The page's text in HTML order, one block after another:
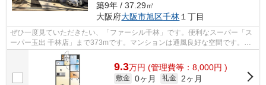
築9年 / 37.29㎡
大阪府大阪市旭区千林１丁目
ぜひ一度見ていただきたい、「ファーシル千林」です。便利なスーパー「ス
ーパー玉出 千林店」まで373mです。マンションは通風良好な空間です。徒
歩2分の位置に駅がある物件です。でき...
9.3万円 (管理費等：8,000円 )
敷金 0ヶ月 礼金
2ヶ月